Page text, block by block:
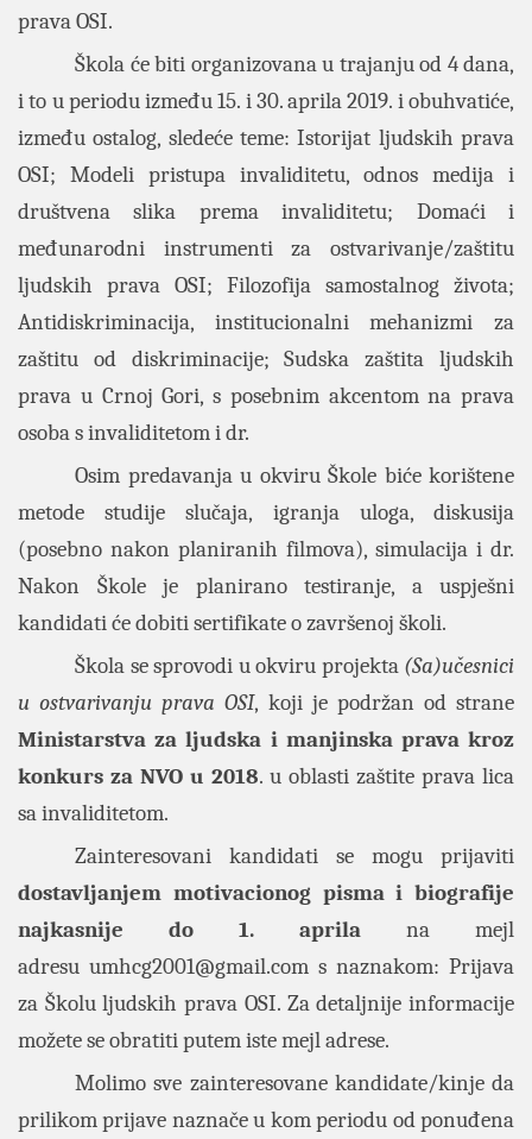
prava OSI.
Škola će biti organizovana u trajanju od 4 dana,
i to u periodu između 15. i 30. aprila 2019. i obuhvatiće,
između ostalog, sledeće teme: Istorijat ljudskih prava
OSI; Modeli pristupa invaliditetu, odnos medija i
društvena slika prema invaliditetu; Domaći i
međunarodni instrumenti za ostvarivanje/zaštitu
ljudskih prava OSI; Filozofija samostalnog života;
Antidiskriminacija, institucionalni mehanizmi za
zaštitu od diskriminacije; Sudska zaštita ljudskih
prava u Crnoj Gori, s posebnim akcentom na prava
osoba s invaliditetom i dr.
Osim predavanja u okviru Škole biće korištene
metode studije slučaja, igranja uloga, diskusija
(posebno nakon planiranih filmova), simulacija i dr.
Nakon Škole je planirano testiranje, a uspješni
kandidati će dobiti sertifikate o završenoj školi.
Škola se sprovodi u okviru projekta (Sa)učesnici
u ostvarivanju prava OSI, koji je podržan od strane
Ministarstva za ljudska i manjinska prava kroz
konkurs za NVO u 2018. u oblasti zaštite prava lica
sa invaliditetom.
Zainteresovani kandidati se mogu prijaviti
dostavljanjem motivacionog pisma i biografije
najkasnije do 1. aprila na mejl
adresu umhcg2001@gmail.com s naznakom: Prijava
za Školu ljudskih prava OSI. Za detaljnije informacije
možete se obratiti putem iste mejl adrese.
Molimo sve zainteresovane kandidate/kinje da
prilikom prijave naznače u kom periodu od ponuđena